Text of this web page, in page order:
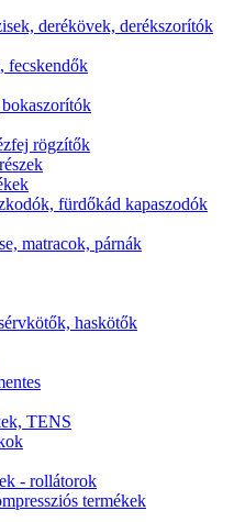
derékövek, derékszorítók
fecskendők
rögzítők
fürdőkád kapaszodók
matracok, párnák
haskötők
TENS
- rollátorok
termékek